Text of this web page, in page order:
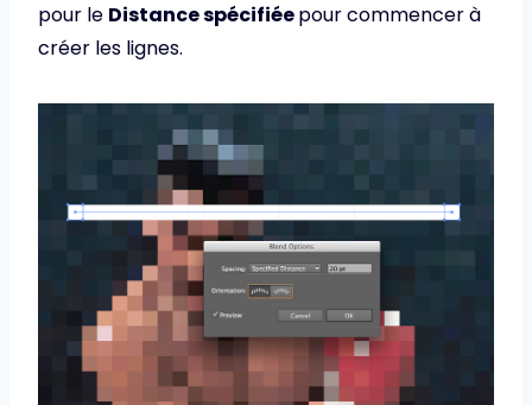
pour le Distance spécifiéepour commencer à
créer les lignes.